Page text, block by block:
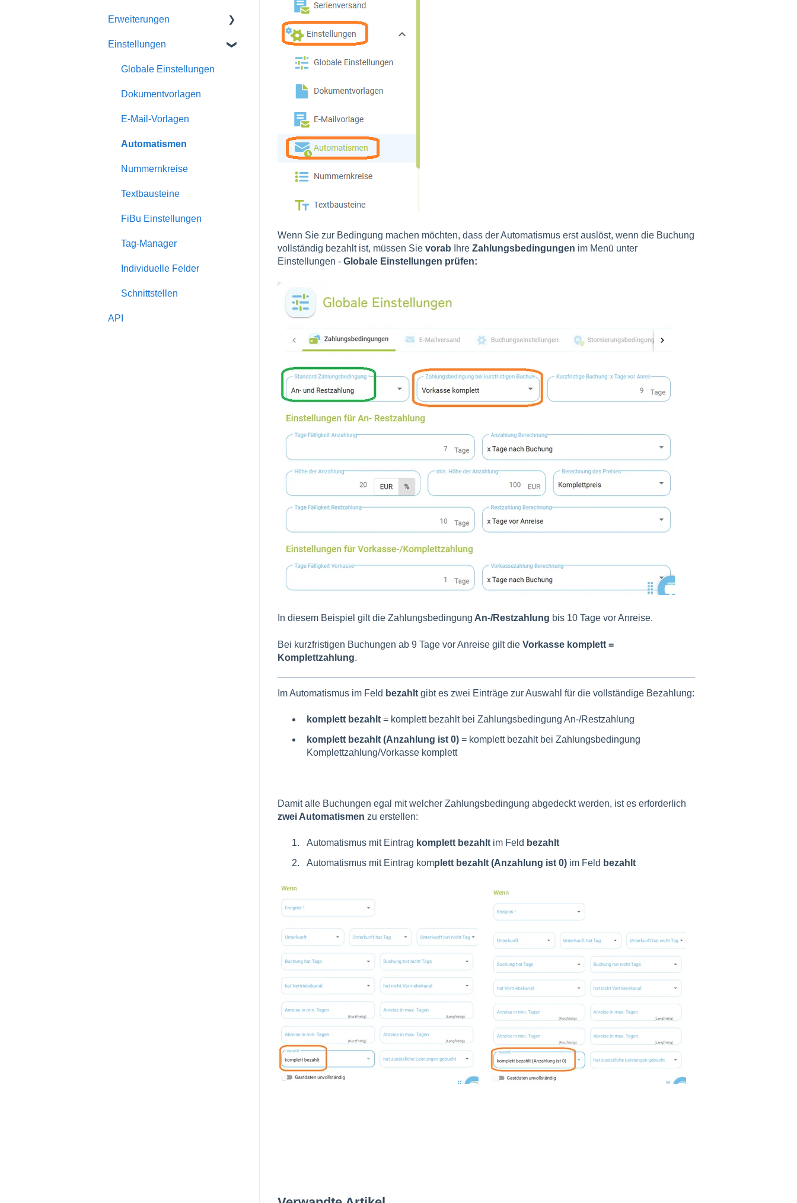
Wenn Sie zur Bedingung machen möchten, dass der Automatismus erst auslöst, wenn die Buchung
vollständig bezahlt ist, müssen Sie vorab Ihre Zahlungsbedingungen im Menü unter
Einstellungen -Globale Einstellungen prüfen:
In diesem Beispiel gilt die Zahlungsbedingung An-/Restzahlung bis 10 Tage vor Anreise.
Bei kurzfristigen Buchungen ab 9 Tage vor Anreise gilt die Vorkasse komplett =
Komplettzahlung.
Im Automatismus im Feld bezahlt gibt es zwei Einträge zur Auswahl für die vollständige Bezahlung:
komplett bezahlt= komplett bezahlt bei Zahlungsbedingung An-/Restzahlung
komplett bezahlt (Anzahlung ist 0) = komplett bezahlt bei Zahlungsbedingung
Komplettzahlung/Vorkasse komplett
Damit alle Buchungen egal mit welcher Zahlungsbedingung abgedeckt werden, ist es erforderlich
zwei Automatismen zu erstellen:
Automatismus mit Eintrag komplett bezahltim Feld bezahlt
Automatismus mit Eintrag komplett bezahlt (Anzahlung ist 0)im Feld bezahlt
Erweiterungen
Homepage-Module
Channelmanager
Statistiken
Gästemappe
Dienstleister
Eigentümer
Bewertungen
Rabatte
Zuschläge
Serienversand
Einstellungen
Globale Einstellungen
Dokumentvorlagen
E-Mail-Vorlagen
Automatismen
Nummernkreise
Textbausteine
FiBu Einstellungen
Tag-Manager
Individuelle Felder
Schnittstellen
API